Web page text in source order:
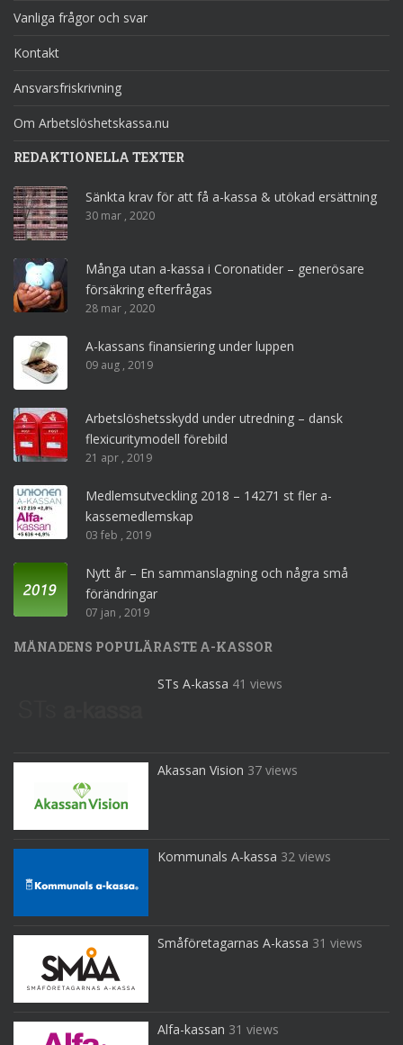
Vanliga frågor och svar
Kontakt
Ansvarsfriskrivning
Om Arbetslöshetskassa.nu
REDAKTIONELLA TEXTER
Sänkta krav för att få a-kassa & utökad ersättning
30 mar , 2020
Många utan a-kassa i Coronatider – generösare
försäkring efterfrågas
28 mar , 2020
A-kassans finansiering under luppen
09 aug , 2019
Arbetslöshetsskydd under utredning – dansk
flexicuritymodell förebild
21 apr , 2019
Medlemsutveckling 2018 – 14271 st fler a-
kassemedlemskap
03 feb , 2019
Nytt år – En sammanslagning och några små
förändringar
07 jan , 2019
MÅNADENS POPULÄRASTE A-KASSOR
STs A-kassa 41 views
Akassan Vision 37 views
Kommunals A-kassa 32 views
Småföretagarnas A-kassa 31 views
Alfa-kassan 31 views